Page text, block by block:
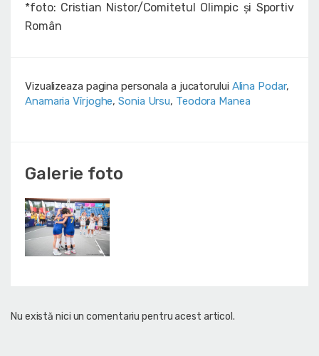
*foto: Cristian Nistor/Comitetul Olimpic și Sportiv
Român
Vizualizeaza pagina personala a jucatorului Alina Podar,
Anamaria Vîrjoghe,Sonia Ursu, Teodora Manea
Galerie foto
Nu există nici un comentariu pentru acest articol.